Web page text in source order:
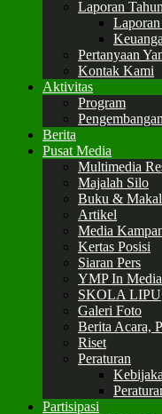
Laporan
Pertanyaan
Kontak Kami
Aktivitas
Program
Berita
Pusat Media
Multimedia
Majalah Silo
Buku &
Artikel
Media
Kertas Posisi
Siaran Pers
YMP In Media
SKOLA LIPU
Galeri Foto
Berita Acara,
Riset
Peraturan
Partisipasi